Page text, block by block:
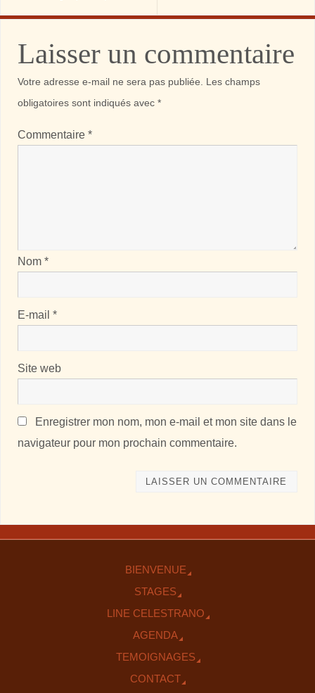
Laisser un commentaire
Votre adresse e-mail ne sera pas publiée. Les champs
obligatoires sont indiqués avec*
Commentaire*
Nom*
E-mail*
Site web
Enregistrer mon nom, mon e-mail et mon site dans le
navigateur pour mon prochain commentaire.
BIENVENUE
STAGES
LINE CELESTRANO
AGENDA
TEMOIGNAGES
CONTACT